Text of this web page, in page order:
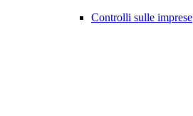
Controlli sulle imprese